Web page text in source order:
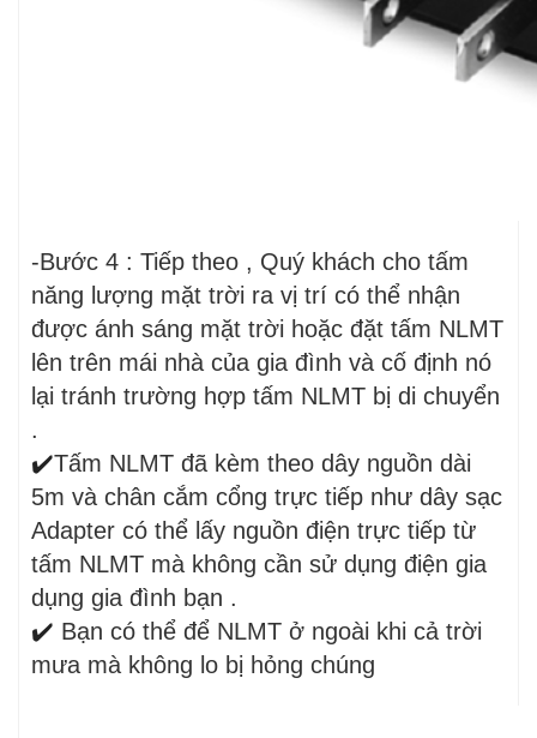
-Bước 4 : Tiếp theo , Quý khách cho tấm
năng lượng mặt trời ra vị trí có thể nhận
được ánh sáng mặt trời hoặc đặt tấm NLMT
lên trên mái nhà của gia đình và cố định nó
lại tránh trường hợp tấm NLMT bị di chuyển
.
✔️Tấm NLMT đã kèm theo dây nguồn dài
5m và chân cắm cổng trực tiếp như dây sạc
Adapter có thể lấy nguồn điện trực tiếp từ
tấm NLMT mà không cần sử dụng điện gia
dụng gia đình bạn .
✔️ Bạn có thể để NLMT ở ngoài khi cả trời
mưa mà không lo bị hỏng chúng